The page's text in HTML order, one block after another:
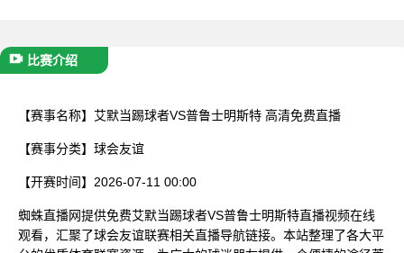
比赛介绍
【赛事名称】 艾默当踢球者VS普鲁士明斯特 高清免费直播
【赛事分类】 球会友谊
【开赛时间】 2026-07-11 00:00
蜘蛛直播网提供免费艾默当踢球者VS普鲁士明斯特直播视频在线
观看，汇聚了球会友谊联赛相关直播导航链接。本站整理了各大平